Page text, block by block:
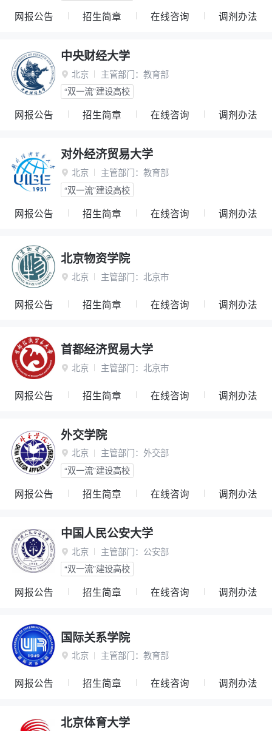
网报公告 招生简章 在线咨询 调剂办法
中央财经大学
 北京 主管部门： 教育部
“双一流”建设高校
网报公告 招生简章 在线咨询 调剂办法
对外经济贸易大学
 北京 主管部门： 教育部
“双一流”建设高校
网报公告 招生简章 在线咨询 调剂办法
北京物资学院
 北京 主管部门： 北京市
网报公告 招生简章 在线咨询 调剂办法
首都经济贸易大学
 北京 主管部门： 北京市
网报公告 招生简章 在线咨询 调剂办法
外交学院
 北京 主管部门： 外交部
“双一流”建设高校
网报公告 招生简章 在线咨询 调剂办法
中国人民公安大学
 北京 主管部门： 公安部
“双一流”建设高校
网报公告 招生简章 在线咨询 调剂办法
国际关系学院
 北京 主管部门： 教育部
网报公告 招生简章 在线咨询 调剂办法
北京体育大学